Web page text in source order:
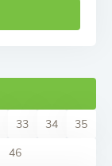
33 34
35
46